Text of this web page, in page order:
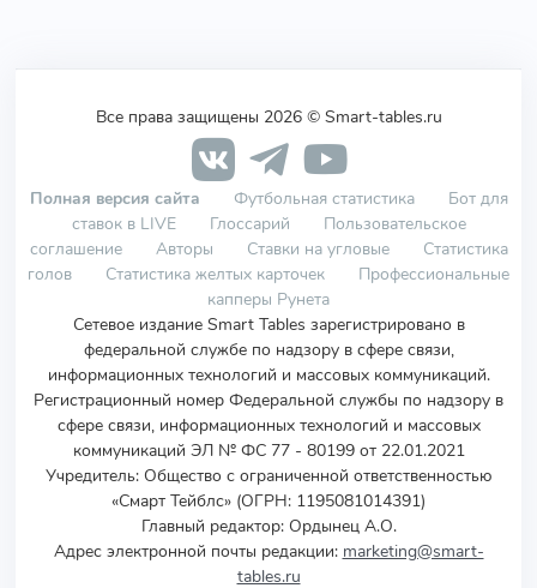
Все права защищены 2026 © Smart-tables.ru
Полная версия сайта Футбольная статистика
Бот для
ставок в LIVE
Глоссарий
Пользовательское
соглашение
Авторы Ставки на угловые
Статистика
голов
Статистика желтых карточек
Профессиональные
капперы Рунета
Сетевое издание Smart Tables зарегистрировано в
федеральной службе по надзору в сфере связи,
информационных технологий и массовых коммуникаций.
Регистрационный номер Федеральной службы по надзору в
сфере связи, информационных технологий и массовых
коммуникаций ЭЛ № ФС 77 - 80199 от 22.01.2021
Учредитель: Общество с ограниченной ответственностью
«Смарт Тейблс» (ОГРН: 1195081014391)
Главный редактор: Ордынец А.О.
Адрес электронной почты редакции: marketing@smart-
tables.ru